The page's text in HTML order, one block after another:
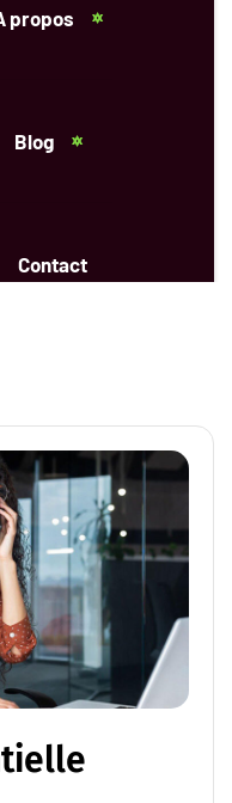
propos
Blog
Contact